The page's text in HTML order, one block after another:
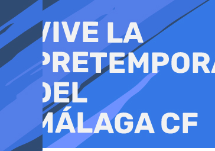
al
contenido